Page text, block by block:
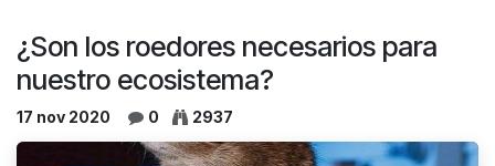
¿Son los roedores necesarios para
nuestro ecosistema?
17 nov 2020 0 2937